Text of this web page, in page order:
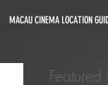
MACAU CINEMA LOCATION
Featured